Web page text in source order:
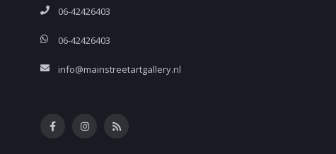
06-42426403
06-42426403
info@mainstreetartgallery.nl